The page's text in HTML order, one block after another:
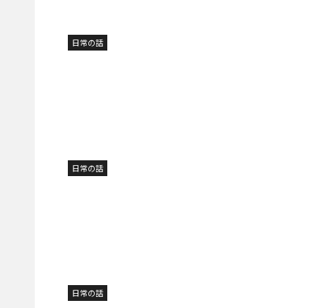
日常の話
日常の話
日常の話